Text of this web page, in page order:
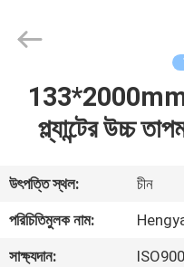
বাড়ি
আমাদের
সম্পর্কে
Industrial
Reserved.133*2000mm
প্ল্যান্টের উচ্চ
উৎপত্তি স্থল:
চীন
পরিচিতিমুলক নাম:
সাক্ষ্যদান: